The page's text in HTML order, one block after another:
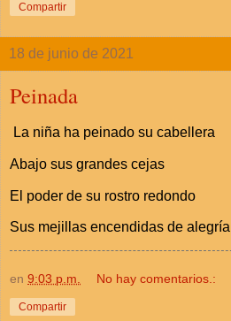
Compartir
18 de junio de 2021
Peinada
La niña ha peinado su cabellera
Abajo sus grandes cejas
El poder de su rostro redondo
Sus mejillas encendidas de alegría
en 9:03 p.m. No hay comentarios.:
Compartir